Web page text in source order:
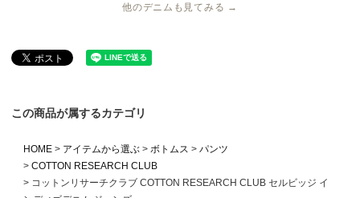
他のデニムも見てみる →
この商品が属するカテゴリ
HOME アイテムから選ぶ ボトムス
パンツ
COTTON RESEARCH CLUB
コットンリサーチクラブ COTTON RESEARCH CLUB セルビッジ イ